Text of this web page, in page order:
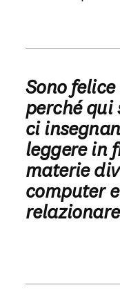
Sono
perché qui
ci
leggere in
materie
computer